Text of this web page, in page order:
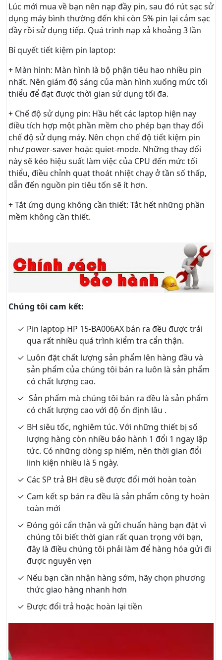
Lúc mới mua về bạn nên nạp đầy pin, sau đó rút sạc sử
dụng máy bình thường đến khi còn 5% pin lại cắm sạc
đầy rồi sử dụng tiếp. Quá trình nạp xả khoảng 3 lần
Bí quyết tiết kiệm pin laptop:
+ Màn hình: Màn hình là bộ phận tiêu hao nhiều pin
nhất. Nên giám độ sáng của màn hình xuống mức tối
thiểu để đạt được thời gian sử dụng tối đa.
+ Chế độ sử dụng pin: Hầu hết các laptop hiện nay
điều tích hợp một phần mềm cho phép bạn thay đổi
chế độ sử dụng máy. Nên chọn chế độ tiết kiệm pin
như power-saver hoặc quiet-mode. Những thay đổi
này sẽ kéo hiệu suất làm việc của CPU đến mức tối
thiểu, điều chỉnh quạt thoát nhiệt chạy ở tần số thấp,
dẫn đến nguồn pin tiêu tốn sẽ ít hơn.
+ Tắt ứng dụng không cần thiết: Tắt hết những phần
mềm không cần thiết.
Chúng tôi cam kết:
Pin laptop HP 15-BA006AX bán ra đều được trải
qua rất nhiều quá trình kiểm tra cẩn thận.
Luôn đặt chất lượng sản phẩm lên hàng đầu và
sản phẩm của chúng tôi bán ra luôn là sản phẩm
có chất lượng cao.
Sản phẩm mà chúng tôi bán ra đều là sản phẩm
có chất lượng cao với độ ổn định lâu .
BH siêu tốc, nghiêm túc. Với những thiết bị số
lượng hàng còn nhiều bảo hành 1 đổi 1 ngay lập
tức. Có những dòng sp hiếm, nên thời gian đổi
linh kiện nhiều là 5 ngày.
Các SP trả BH đều sẽ được đổi mới hoàn toàn
Cam kết sp bán ra đều là sản phẩm công ty hoàn
toàn mới
Đóng gói cẩn thận và gửi chuẩn hàng bạn đặt vì
chúng tôi biết thời gian rất quan trọng với bạn,
đây là điều chúng tôi phải làm để hàng hóa gửi đi
được nguyên vẹn
Nếu bạn cần nhận hàng sớm, hãy chọn phương
thức giao hàng nhanh hơn
Được đổi trả hoặc hoàn lại tiền